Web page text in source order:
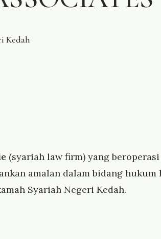
Kedah
(syariah law firm) yang
amalan dalam bidang
Syariah Negeri Kedah.